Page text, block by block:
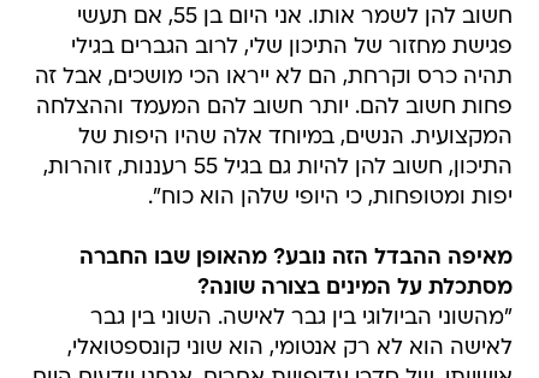
חשוב להן לשמר אותו. אני היום בן 55, אם תעשי
פגישת מחזור של התיכון שלי, לרוב הגברים בגילי
תהיה כרס וקרחת, הם לא ייראו הכי מושכים, אבל זה
פחות חשוב להם. יותר חשוב להם המעמד וההצלחה
המקצועית. הנשים, במיוחד אלה שהיו היפות של
התיכון, חשוב להן להיות גם בגיל 55 רעננות, זוהרות,
יפות ומטופחות, כי היופי שלהן הוא כוח".
מאיפה ההבדל הזה נובע? מהאופן שבו החברה
מסתכלת על המינים בצורה שונה?
"מהשוני הביולוגי בין גבר לאישה. השוני בין גבר
לאישה הוא לא רק אנטומי, הוא שוני קונספטואלי,